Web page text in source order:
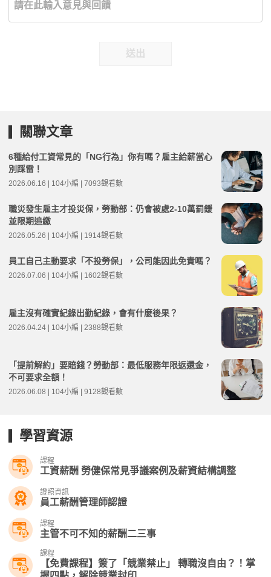
送出
關聯文章
6種給付工資常見的「NG行為」你有嗎？雇主給薪當心
別踩雷！
2026.06.16 | 104小編 | 7093觀看數
職災發生雇主才投災保，勞動部：仍會被處2-10萬罰鍰
並限期追繳
2026.05.26 | 104小編 | 1914觀看數
員工自己主動要求「不投勞保」，公司能因此免責嗎？
2026.07.06 | 104小編 | 1602觀看數
雇主沒有確實紀錄出勤紀錄，會有什麼後果？
2026.04.24 | 104小編 | 2388觀看數
「提前解約」要賠錢？勞動部：最低服務年限返還金，
不可要求全額！
2026.06.08 | 104小編 | 9128觀看數
學習資源
課程
工資薪酬 勞健保常見爭議案例及薪資結構調整
證照資訊
員工薪酬管理師認證
課程
主管不可不知的薪酬二三事
課程
【免費課程】簽了「競業禁止」 轉職沒自由？！掌